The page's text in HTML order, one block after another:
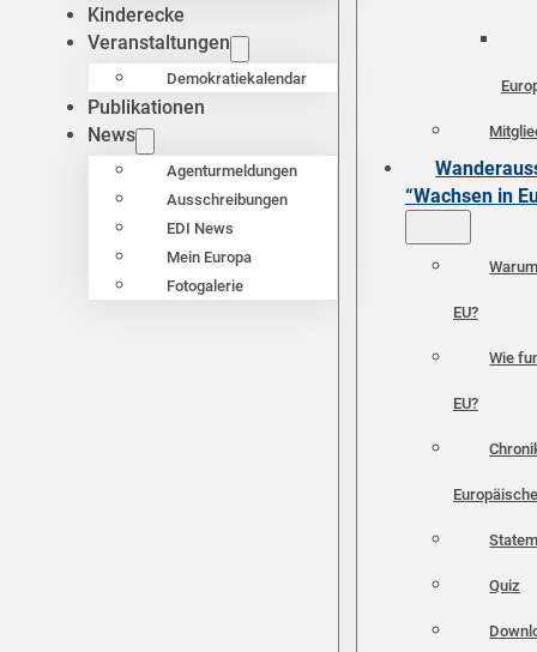
Kinderecke
Veranstaltungen
Demokratiekalendar
Publikationen
News
Agenturmeldungen
Ausschreibungen
EDI News
Mein Europa
Fotogalerie
“Wachsen in
EU?
Wie
EU?
Quiz